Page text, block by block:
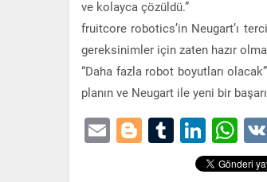
ve kolayca çözüldü.”
fruitcore robotics’in Neugart’ı
gereksinimler için zaten hazır
“Daha fazla robot boyutları
planın ve Neugart ile yeni bir
EmailBlogger
Tumblr